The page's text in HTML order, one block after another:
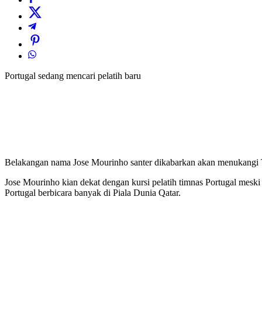
Portugal sedang mencari pelatih baru
Belakangan nama Jose Mourinho santer dikabarkan akan
Jose Mourinho kian dekat dengan kursi pelatih timnas Portugal
Portugal berbicara banyak di Piala Dunia Qatar.